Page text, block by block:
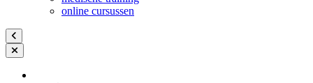
online cursussen